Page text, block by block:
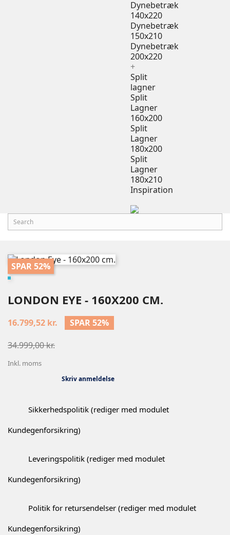
Dynebetræk
140x220
Dynebetræk
150x210
Dynebetræk
200x220
+
Split
lagner
Split
Lagner
160x200
Split
Lagner
180x200
Split
Lagner
180x210
Inspiration
SPAR 52%
LONDON EYE - 160X200 CM.
16.799,52 kr.
SPAR 52%
34.999,00 kr.
Inkl. moms
Skriv anmeldelse
Sikkerhedspolitik (rediger med modulet
Kundegenforsikring)
Leveringspolitik (rediger med modulet
Kundegenforsikring)
Politik for retursendelser (rediger med modulet
Kundegenforsikring)